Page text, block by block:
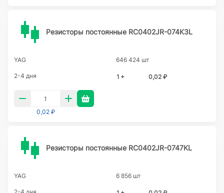
Резисторы постоянные RC0402JR-074K3L
YAG 646 424 шт
2-4 дня 1 + 0,02 ₽
0,02 ₽
Резисторы постоянные RC0402JR-0747KL
YAG 6 856 шт